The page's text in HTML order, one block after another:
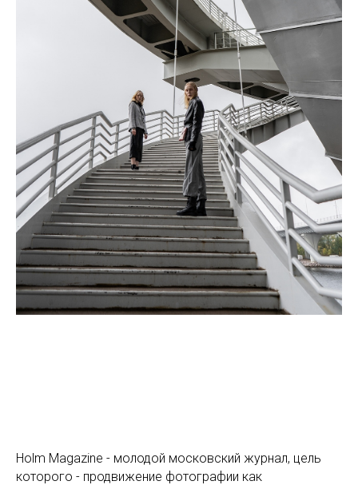
Holm Magazine - молодой московский журнал, цель
которого - продвижение фотографии как